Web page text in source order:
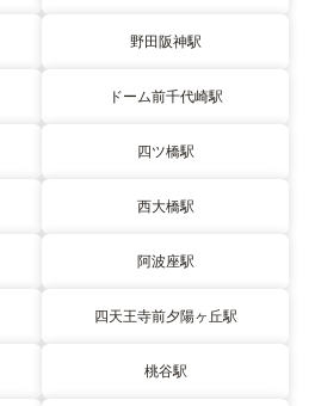
野田阪神駅
ドーム前千代崎駅
四ツ橋駅
西大橋駅
阿波座駅
四天王寺前夕陽ヶ丘駅
桃谷駅